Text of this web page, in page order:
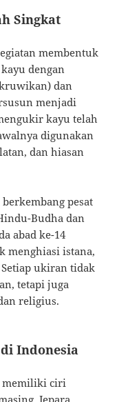
Singkat
membentuk
dengan
dan
menjadi
kayu telah
digunakan
dan hiasan
berkembang pesat
Budha dan
abad ke-14
menghiasi istana,
Setiap ukiran tidak
tetapi juga
religius.
Indonesia
memiliki ciri
Jepara